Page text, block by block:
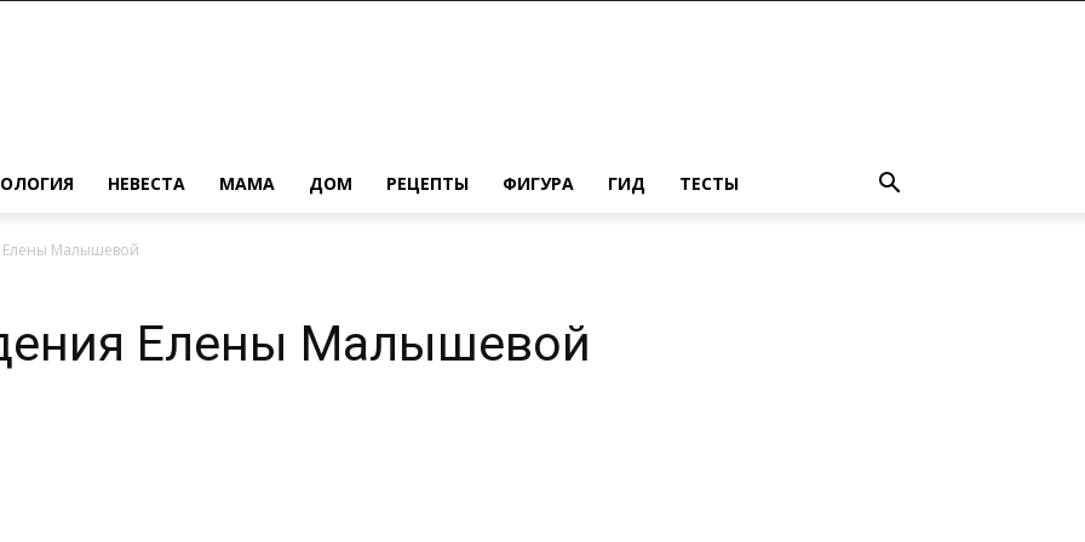
НЕВЕСТА МАМА ДОМ РЕЦЕПТЫ ФИГУРА ГИД ТЕСТЫ
Елены Малышевой
Елены Малышевой